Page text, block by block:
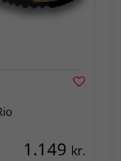
1.149 kr.